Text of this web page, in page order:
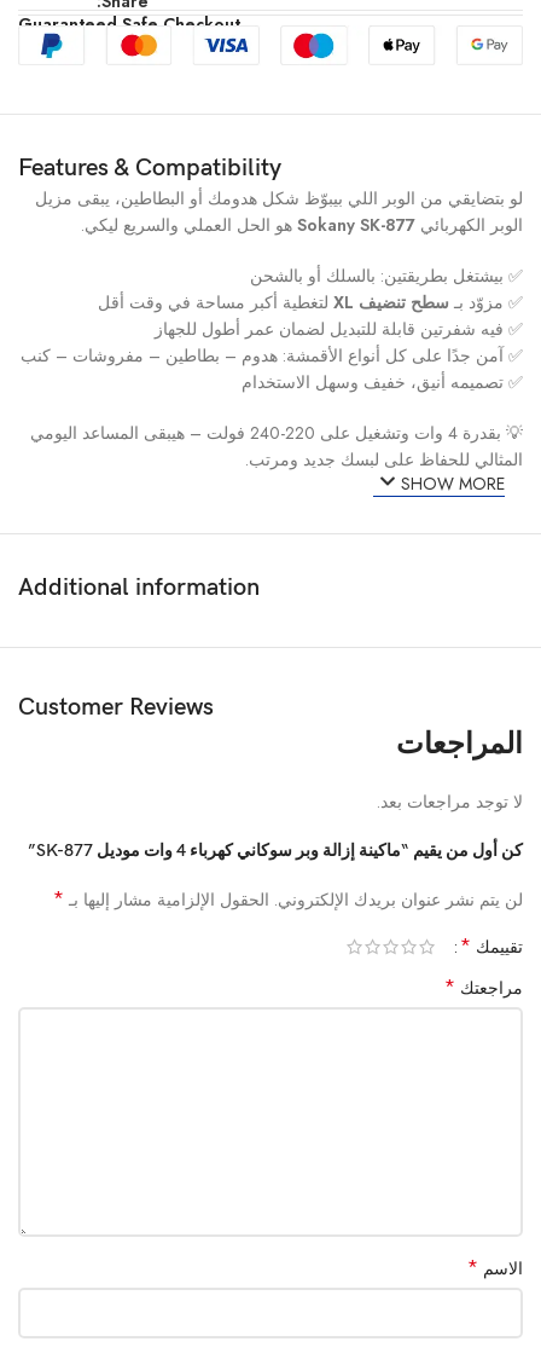
Guaranteed Safe Checkout
Features & Compatibility
لو بتضايقي من الوبر اللي بيبوّظ شكل هدومك أو البطاطين، يبقى مزيل
الوبر الكهربائيSokany SK-877 هو الحل العملي والسريع ليكي.
✅ بيشتغل بطريقتين: بالسلك أو بالشحن
✅ مزوّد بـ سطح تنضيف XL
لتغطية أكبر مساحة في وقت أقل
✅ فيه شفرتين قابلة للتبديل لضمان عمر أطول للجهاز
✅ آمن جدًا على كل أنواع الأقمشة: هدوم – بطاطين – مفروشات – كنب
✅ تصميمه أنيق، خفيف وسهل الاستخدام
💡 بقدرة 4 وات وتشغيل على 220-240 فولت – هيبقى المساعد اليومي
المثالي للحفاظ على لبسك جديد ومرتب.
SHOW MORE
Additional information
Customer Reviews
المراجعات
لا توجد مراجعات بعد.
كن أول من يقيم “ماكينة إزالة وبر سوكاني كهرباء 4 وات موديل SK-877”
لن يتم نشر عنوان بريدك الإلكتروني. الحقول الإلزامية مشار إليها بـ *
تقييمك *
مراجعتك *
الاسم *